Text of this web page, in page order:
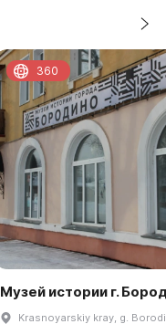
Музей истории г.
Krasnoyarskiy kray, g.
360